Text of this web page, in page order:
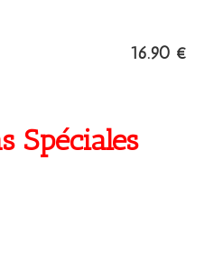
16.90 €
Spéciales